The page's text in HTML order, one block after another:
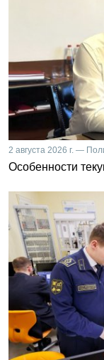
2 августа 2026 г. —
Особенности